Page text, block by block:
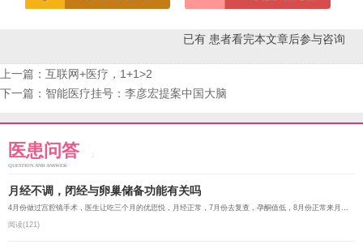
已有 患者看完本文章后参与咨询
上一篇： 互联网+医疗，1+1>2
下一篇： 智能医疗挂号：李彦宏提案中国大脑
医患问答
QUESTION AND ANSWER
月经不调，闭经与卵巢储备功能有关吗
4月份做过宫腔镜手术，医生让吃三个月的优思悦，月经正常，7月份去复查，孕酮值低，8月份正常来月经，9月该...
阅读(121)